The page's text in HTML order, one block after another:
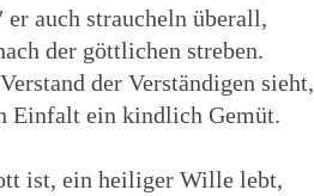
er auch straucheln überall,
der göttlichen streben.
der Verständigen sieht,
Einfalt ein kindlich Gemüt.
ist, ein heiliger Wille lebt,